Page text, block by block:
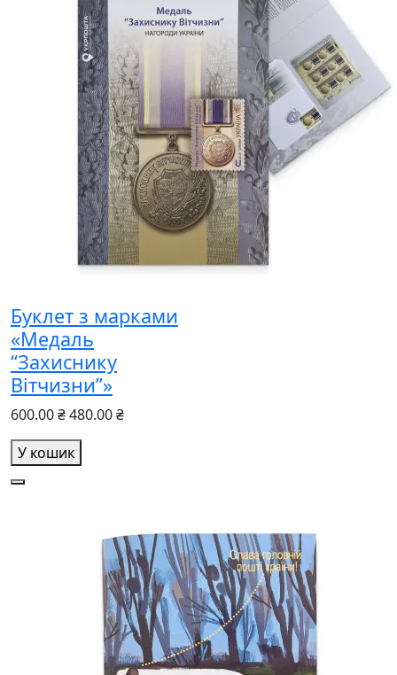
Буклет з марками
«Медаль
“Захиснику
Вітчизни”»
600.00 ₴480.00 ₴
У кошик